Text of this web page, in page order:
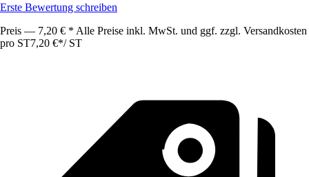
Erste Bewertung schreiben
Preis — 7,20 € * Alle Preise inkl. MwSt. und ggf. zzgl. Versandkosten
pro ST7,20 €*/ ST